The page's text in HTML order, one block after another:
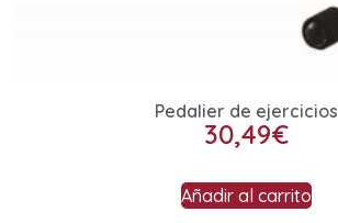
Pedalier de ejercicios
30,49€
Añadir al carrito